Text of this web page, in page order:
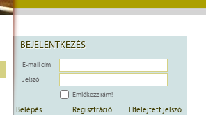
BEJELENTKEZÉS
E-mail cím
Jelszó
Emlékezz rám!
Belépés Regisztráció Elfelejtett jelszó